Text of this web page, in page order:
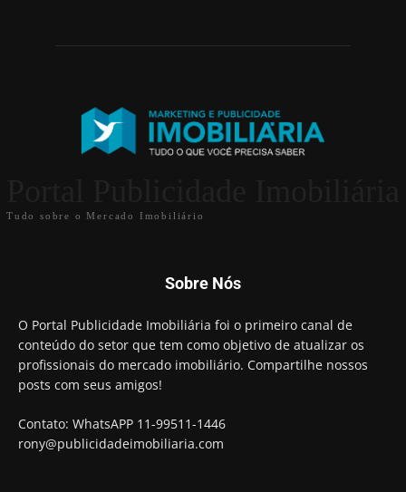
Tudo sobre o Mercado Imobiliário
Sobre Nós
O Portal Publicidade Imobiliária foi o primeiro canal de
conteúdo do setor que tem como objetivo de atualizar os
profissionais do mercado imobiliário. Compartilhe nossos
posts com seus amigos!
Contato: WhatsAPP 11-99511-1446
rony@publicidadeimobiliaria.com